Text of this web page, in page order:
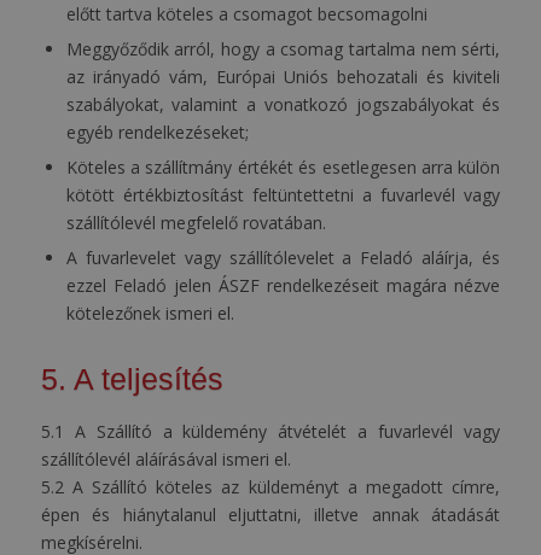
előtt tartva köteles a csomagot becsomagolni
Meggyőződik arról, hogy a csomag tartalma nem sérti,
az irányadó vám, Európai Uniós behozatali és kiviteli
szabályokat, valamint a vonatkozó jogszabályokat és
egyéb rendelkezéseket;
Köteles a szállítmány értékét és esetlegesen arra külön
kötött értékbiztosítást feltüntettetni a fuvarlevél vagy
szállítólevél megfelelő rovatában.
A fuvarlevelet vagy szállítólevelet a Feladó aláírja, és
ezzel Feladó jelen ÁSZF rendelkezéseit magára nézve
kötelezőnek ismeri el.
5. A teljesítés
5.1 A Szállító a küldemény átvételét a fuvarlevél vagy
szállítólevél aláírásával ismeri el.
5.2 A Szállító köteles az küldeményt a megadott címre,
épen és hiánytalanul eljuttatni, illetve annak átadását
megkísérelni.